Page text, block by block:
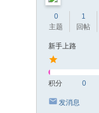
0
主题
1
回帖
新手上路
积分 0
发消息